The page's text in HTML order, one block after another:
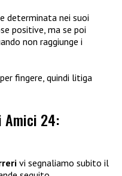
determinata nei suoi
positive, ma se poi
non raggiunge i
fingere, quindi litiga
Amici 24:
vi segnaliamo subito il